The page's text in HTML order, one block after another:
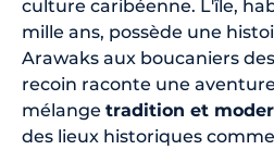
culture caribéenne. L'île,
mille ans, possède une
Arawaks aux boucaniers
recoin raconte une
mélange tradition et
des lieux historiques comme